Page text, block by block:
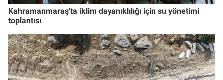
Kahramanmaraş'ta iklim dayanıklılığı için su yönetimi
toplantısı